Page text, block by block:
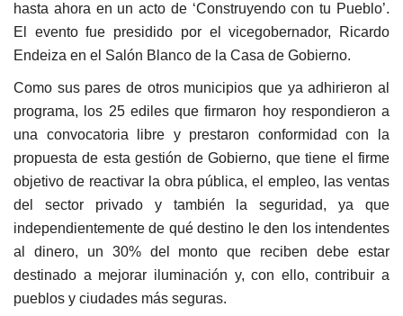
hasta ahora en un acto de ‘Construyendo con tu Pueblo’.
El evento fue presidido por el vicegobernador, Ricardo
Endeiza en el Salón Blanco de la Casa de Gobierno.
Como sus pares de otros municipios que ya adhirieron al
programa, los 25 ediles que firmaron hoy respondieron a
una convocatoria libre y prestaron conformidad con la
propuesta de esta gestión de Gobierno, que tiene el firme
objetivo de reactivar la obra pública, el empleo, las ventas
del sector privado y también la seguridad, ya que
independientemente de qué destino le den los intendentes
al dinero, un 30% del monto que reciben debe estar
destinado a mejorar iluminación y, con ello, contribuir a
pueblos y ciudades más seguras.